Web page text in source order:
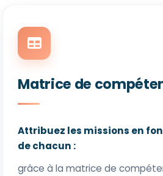
Matrice de
Attribuez les missions en
de chacun :
grâce à la matrice de